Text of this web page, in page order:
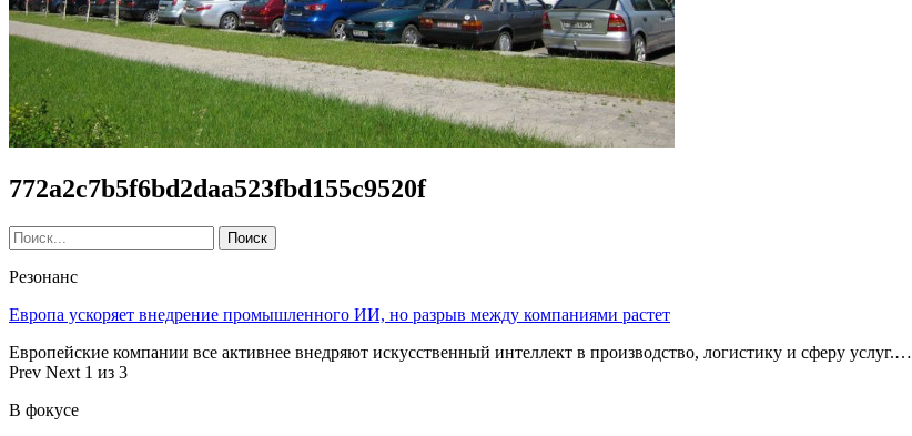
772a2c7b5f6bd2daa523fbd155c9520f
Резонанс
Европа ускоряет внедрение промышленного ИИ, но разрыв между компаниями растет
Европейские компании все активнее внедряют искусственный интеллект в производство, логистику и сферу услуг.…
Prev Next 1 из 3
В фокусе